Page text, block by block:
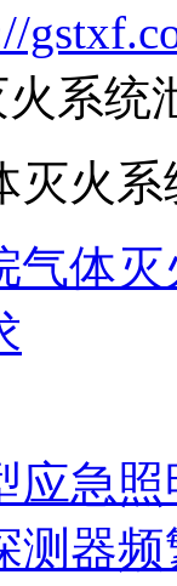
系统
灭火
气体灭
急照
测器